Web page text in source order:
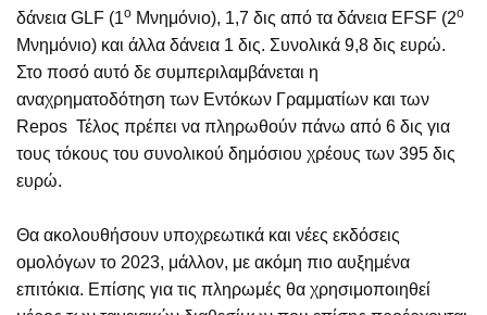
δάνεια GLF (1ο Μνημόνιο), 1,7 δις από τα δάνεια EFSF (2ο
Μνημόνιο) και άλλα δάνεια 1 δις. Συνολικά 9,8 δις ευρώ.
Στο ποσό αυτό δε συμπεριλαμβάνεται η
αναχρηματοδότηση των Εντόκων Γραμματίων και των
Repos Τέλος πρέπει να πληρωθούν πάνω από 6 δις για
τους τόκους του συνολικού δημόσιου χρέους των 395 δις
ευρώ.
Θα ακολουθήσουν υποχρεωτικά και νέες εκδόσεις
ομολόγων το 2023, μάλλον, με ακόμη πιο αυξημένα
επιτόκια. Επίσης για τις πληρωμές θα χρησιμοποιηθεί